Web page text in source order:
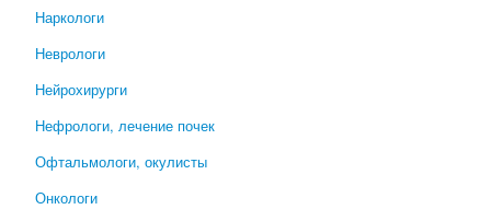
Наркологи
Неврологи
Нейрохирурги
Нефрологи, лечение почек
Офтальмологи, окулисты
Онкологи